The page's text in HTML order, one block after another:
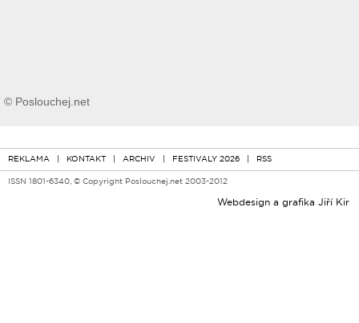
© Poslouchej.net
REKLAMA | KONTAKT | ARCHIV | FESTIVALY 2026 | RSS
ISSN 1801-6340, © Copyright Poslouchej.net 2003-2012
Webdesign a grafika Jiří Kir